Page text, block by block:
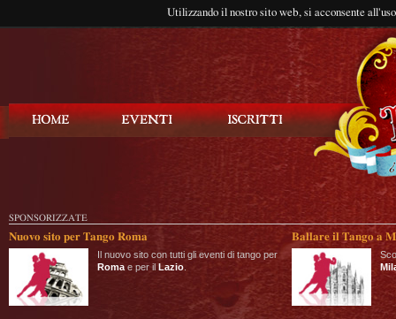
Utilizzando il nostro sito web, si acconsente
SPONSORIZZATE
Nuovo sito per Tango Roma
Il nuovo sito con tutti gli eventi di tango per
Roma e per il Lazio
Ballare il Tango a